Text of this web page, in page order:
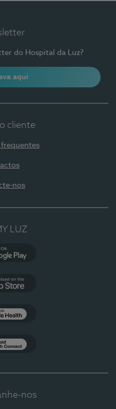
do Hospital da Luz?
aqui
cliente
frequentes
nos
LUZ
nos